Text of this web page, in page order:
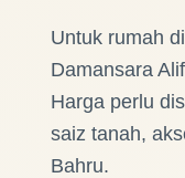
Untuk rumah
Damansara
Harga perlu
saiz tanah,
Bahru.